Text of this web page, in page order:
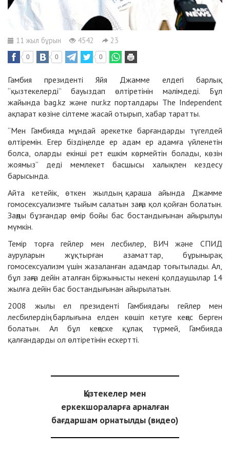
11 жыл бұрын 4542 23
0 0 0
Гамбия президенті Яйя Джамме елдегі барлық
“қызтекелерді” бауыздап өлтіретінін мәлімдеді. Бұл
жайында bag.kz және nur.kz порталдары The Independent
ақпарат көзіне сілтеме жасай отырып, хабар таратты.
“Мен Гамбияда мұндай әрекетке барғандарды түгелдей
өлтіремін. Егер біздің елде ер адам ер адамға үйленетін
болса, оларды екінші рет ешкім көрмейтін болады, көзін
жоямыз” деді мемлекет басшысы халықпен кездесу
барысында.
Айта кетейік, өткен жылдың қараша айында Джамме
гомосексуализмге тыйым салатын заңға қол қойған болатын.
Заңды бұзғандар өмір бойы бас бостандығынан айырылуы
мүмкін.
Темір торға гейлер мен лесбилер, ВИЧ және СПИД
ауруларын жұқтырған азаматтар, бұрынырақ
гомосексуализм үшін жазаланған адамдар тоғытылады. Ал,
бұл заңға дейін аталған біржынысты некені қолдаушылар 14
жылға дейін бас бостандығынан айырылатын.
2008 жылы ел президенті Гамбиядағы гейлер мен
лесбилердің барлығына елден көшіп кетуге кеңес берген
болатын. Ал бұл кеңеске құлақ түрмей, Гамбияда
қалғандарды ол өлтіретінін ескертті.
Қызтекелер мен
еркекшораларға арналған
бағдаршам орнатылды (видео)